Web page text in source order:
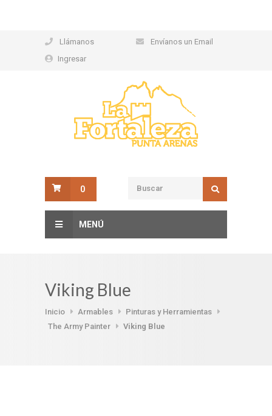
Llámanos
Envíanos un Email
Ingresar
0
MENÚ
Viking Blue
Inicio Armables
Pinturas y Herramientas
The Army Painter
Viking Blue